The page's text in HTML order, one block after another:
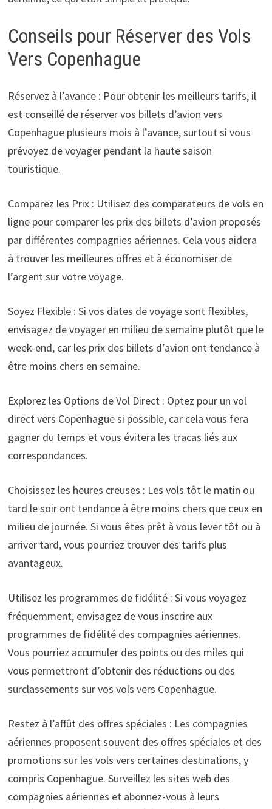
Conseils pour Réserver des Vols
Vers Copenhague
Réservez à l’avance : Pour obtenir les meilleurs tarifs, il
est conseillé de réserver vos billets d’avion vers
Copenhague plusieurs mois à l’avance, surtout si vous
prévoyez de voyager pendant la haute saison
touristique.
Comparez les Prix : Utilisez des comparateurs de vols en
ligne pour comparer les prix des billets d’avion proposés
par différentes compagnies aériennes. Cela vous aidera
à trouver les meilleures offres et à économiser de
l’argent sur votre voyage.
Soyez Flexible : Si vos dates de voyage sont flexibles,
envisagez de voyager en milieu de semaine plutôt que le
week-end, car les prix des billets d’avion ont tendance à
être moins chers en semaine.
Explorez les Options de Vol Direct : Optez pour un vol
direct vers Copenhague si possible, car cela vous fera
gagner du temps et vous évitera les tracas liés aux
correspondances.
Choisissez les heures creuses : Les vols tôt le matin ou
tard le soir ont tendance à être moins chers que ceux en
milieu de journée. Si vous êtes prêt à vous lever tôt ou à
arriver tard, vous pourriez trouver des tarifs plus
avantageux.
Utilisez les programmes de fidélité : Si vous voyagez
fréquemment, envisagez de vous inscrire aux
programmes de fidélité des compagnies aériennes.
Vous pourriez accumuler des points ou des miles qui
vous permettront d’obtenir des réductions ou des
surclassements sur vos vols vers Copenhague.
Restez à l’affût des offres spéciales : Les compagnies
aériennes proposent souvent des offres spéciales et des
promotions sur les vols vers certaines destinations, y
compris Copenhague. Surveillez les sites web des
compagnies aériennes et abonnez-vous à leurs